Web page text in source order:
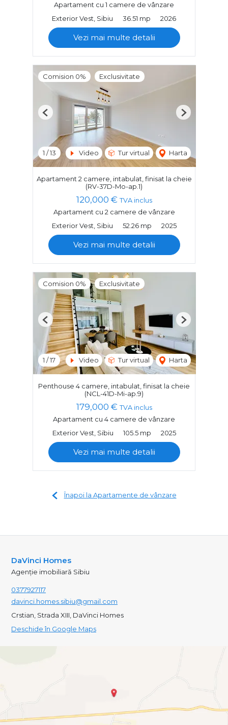
Apartament cu 1 camere de vânzare
Exterior Vest, Sibiu
36.51 mp 2026
Vezi mai multe detalii
Comision 0% Exclusivitate
1 /13 Video Tur virtual Harta
Previous Next
Apartament 2 camere, intabulat, finisat la cheie
(RV-37D-Mo-ap.1)
120,000 € TVA inclus
Apartament cu 2 camere de vânzare
Exterior Vest, Sibiu
52.26 mp 2025
Vezi mai multe detalii
Comision 0% Exclusivitate
1 /17 Video Tur virtual Harta
Previous Next
Penthouse 4 camere, intabulat, finisat la cheie
(NCL-41D-Mi-ap.9)
179,000 € TVA inclus
Apartament cu 4 camere de vânzare
Exterior Vest, Sibiu
105.5 mp 2025
Vezi mai multe detalii
Înapoi la Apartamente de vânzare
DaVinci Homes
Agenție imobiliară Sibiu
0377927117
davinci.homes.sibiu@gmail.com
Crstian, Strada XIII, DaVinci Homes
Deschide în Google Maps